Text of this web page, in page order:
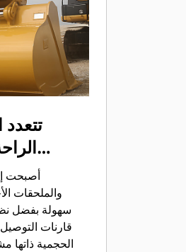
أصبحت
والملحقات
قارنات
الحجمية ذاتها